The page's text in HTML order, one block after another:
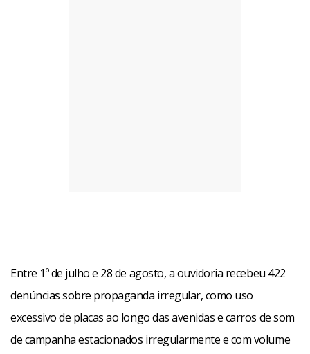
Entre 1º de julho e 28 de agosto, a ouvidoria recebeu 422
denúncias sobre propaganda irregular, como uso
excessivo de placas ao longo das avenidas e carros de som
de campanha estacionados irregularmente e com volume